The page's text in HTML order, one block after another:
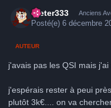
Dieter333 Anciens
Posté(e)6 décembre
AUTEUR
j'avais pas les QSI mais
j'espérais rester à peui
plutôt 3k€.... on va